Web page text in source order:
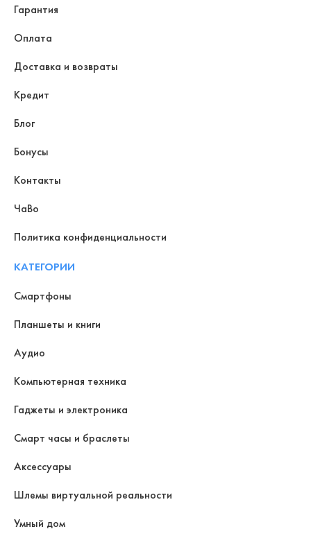
Гарантия
Оплата
Доставка и возвраты
Кредит
Блог
Бонусы
Контакты
ЧаВо
Политика конфиденциальности
КАТЕГОРИИ
Смартфоны
Планшеты и книги
Аудио
Компьютерная техника
Гаджеты и электроника
Смарт часы и браслеты
Аксессуары
Шлемы виртуальной реальности
Умный дом